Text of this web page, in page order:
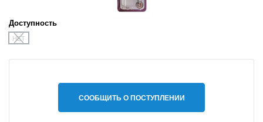
Доступность
НЕТ
СООБЩИТЬ О ПОСТУПЛЕНИИ